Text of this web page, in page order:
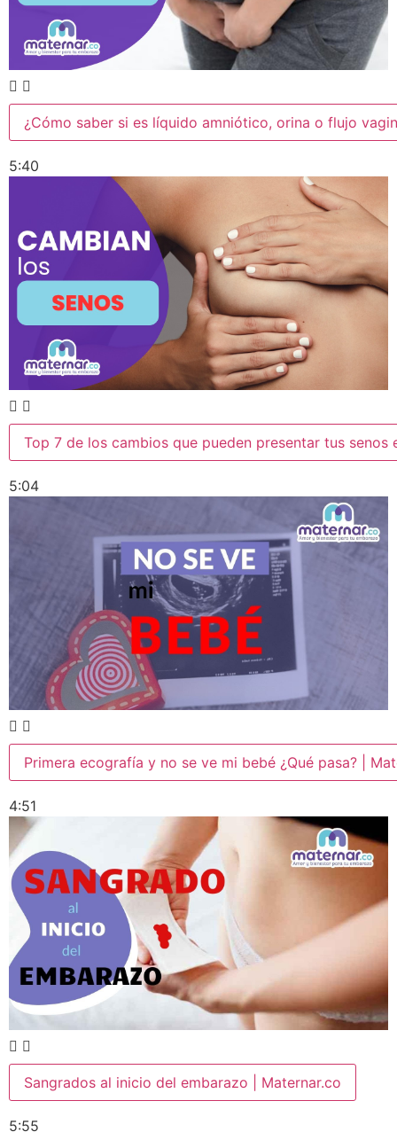
¿Cómo saber si es líquido amniótico, orina o flujo
5:40
Top 7 de los cambios que pueden presentar tus senos
5:04
Primera ecografía y no se ve mi bebé ¿Qué pasa? |
4:51
Sangrados al inicio del embarazo | Maternar.co
5:55